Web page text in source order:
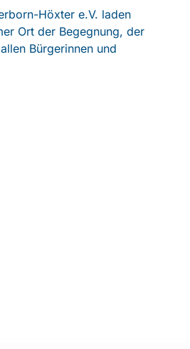
Höxter e.V. laden
Ort der Begegnung, der
Bürgerinnen und